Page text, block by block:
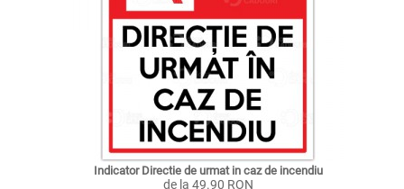
Indicator Directie de urmat in caz de incendiu
de la 49.90 RON